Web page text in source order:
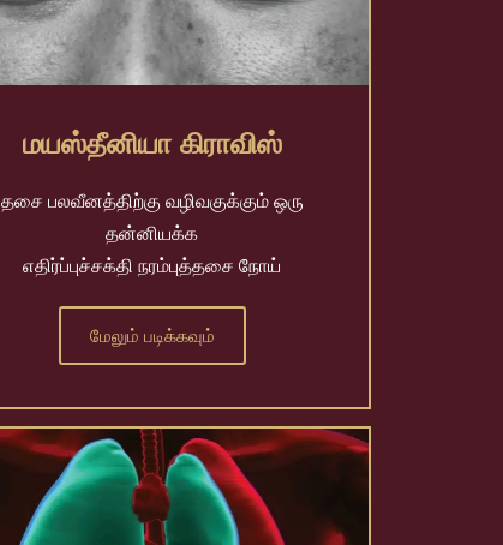
மயஸ்தீனியா கிராவிஸ்
தசை பலவீனத்திற்கு வழிவகுக்கும் ஒரு
தன்னியக்க
எதிர்ப்புச்சக்தி நரம்புத்தசை நோய்
மேலும் படிக்கவும்